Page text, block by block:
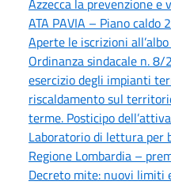
ATA PAVIA – Piano caldo
Aperte le iscrizioni
Ordinanza sindacale n.
esercizio degli impianti
riscaldamento sul
terme. Posticipo
Laboratorio di lettura per
Regione Lombardia –
Decreto mite: nuovi limiti